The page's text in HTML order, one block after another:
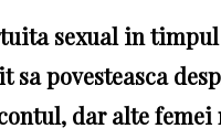
sexual in
povesteasca
dar alte femei